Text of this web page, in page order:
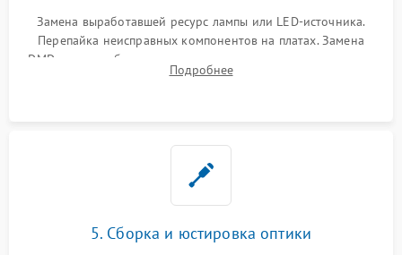
Замена выработавшей ресурс лампы или LED-источника.
Перепайка неисправных компонентов на платах. Замена
DMD-чипа при битых пикселях, установка нового цветового
колеса или восстановление сгоревших поляризационных
Подробнее
5. Сборка и юстировка оптики